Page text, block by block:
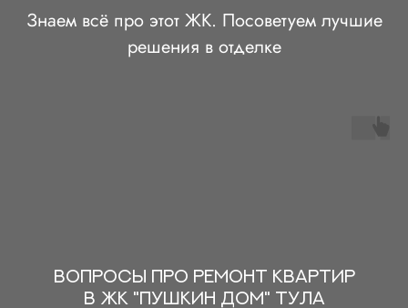
Знаем всё про этот ЖК. Посоветуем лучшие
решения в отделке
ВОПРОСЫ ПРО РЕМОНТ КВАРТИР
В ЖК "ПУШКИН ДОМ" ТУЛА